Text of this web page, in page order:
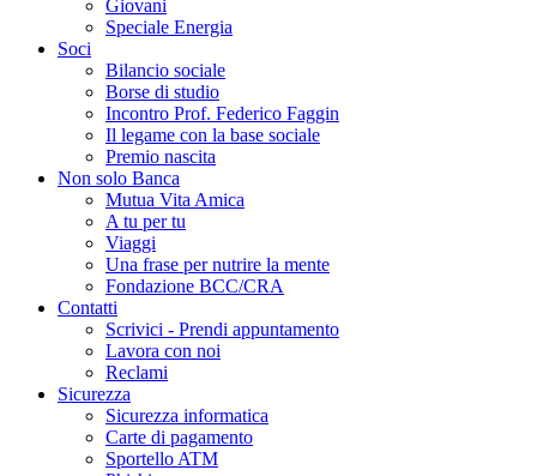
Giovani
Speciale Energia
Soci
Bilancio sociale
Borse di studio
Incontro Prof. Federico Faggin
Il legame con la base sociale
Premio nascita
Non solo Banca
Mutua Vita Amica
A tu per tu
Viaggi
Una frase per nutrire la mente
Fondazione BCC/CRA
Contatti
Scrivici - Prendi appuntamento
Lavora con noi
Reclami
Sicurezza
Sicurezza informatica
Carte di pagamento
Sportello ATM